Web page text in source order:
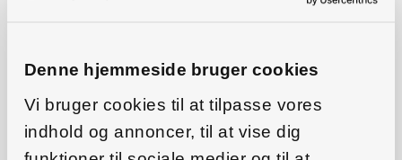
Denne hjemmeside bruger cookies
Vi bruger cookies til at tilpasse vores
indhold og annoncer, til at vise dig